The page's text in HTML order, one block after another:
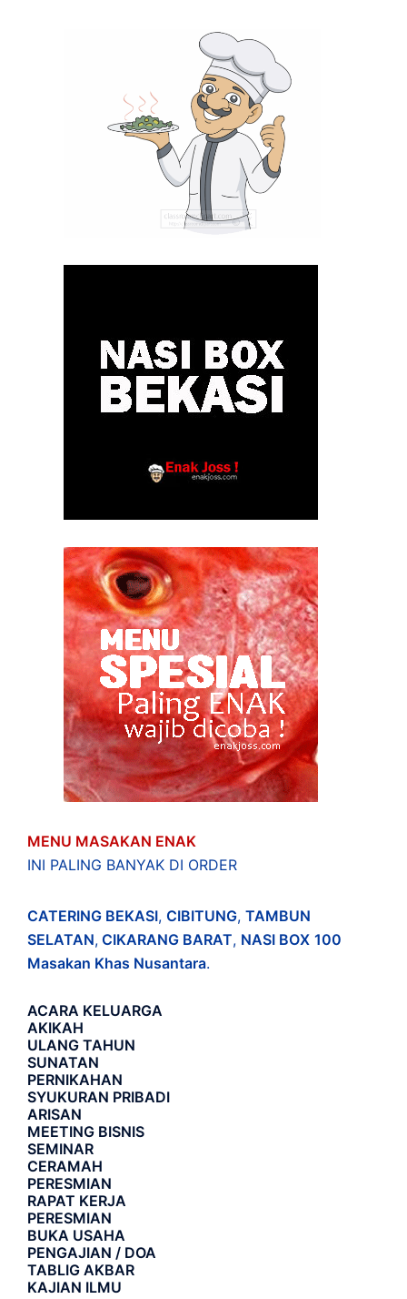
MENU MASAKAN ENAK
INI PALING BANYAK DI ORDER
CATERING BEKASI, CIBITUNG, TAMBUN
SELATAN, CIKARANG BARAT, NASI BOX 100
Masakan Khas Nusantara.
ACARA KELUARGA
AKIKAH
ULANG TAHUN
SUNATAN
PERNIKAHAN
SYUKURAN PRIBADI
ARISAN
MEETING BISNIS
SEMINAR
CERAMAH
PERESMIAN
RAPAT KERJA
PERESMIAN
BUKA USAHA
PENGAJIAN / DOA
TABLIG AKBAR
KAJIAN ILMU